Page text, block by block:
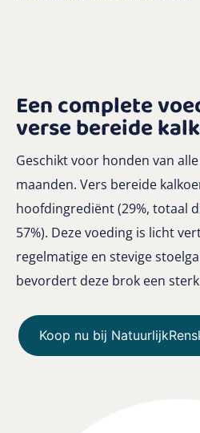
Een complete
verse bereide
Geschikt voor honden van
maanden. Vers bereide
hoofdingrediënt (29%, totaal
57%). Deze voeding is licht
regelmatige en stevige
bevordert deze brok een
Koop nu bij